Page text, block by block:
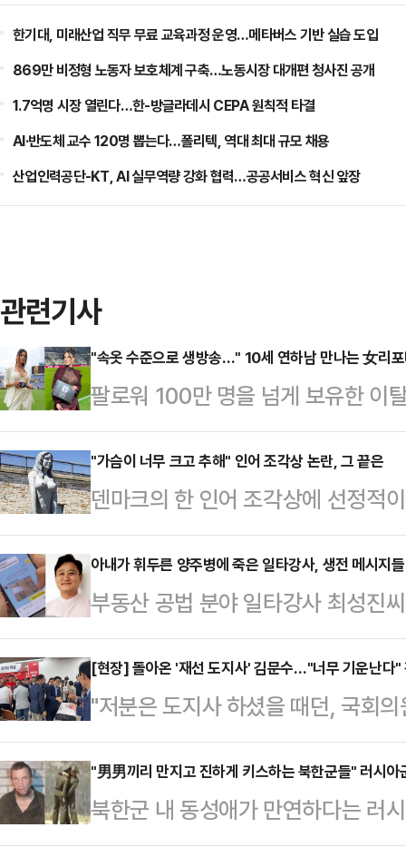
한기대, 미래산업 직무 무료 교육과정 운영…메타버스 기반 실습 도입
869만 비정형 노동자 보호체계 구축…노동시장 대개편 청사진 공개
1.7억명 시장 열린다…한-방글라데시 CEPA 원칙적 타결
AI·반도체 교수 120명 뽑는다…폴리텍, 역대 최대 규모 채용
산업인력공단-KT, AI 실무역량 강화 협력…공공서비스 혁신 앞장
관련기사
"속옷 수준으로 생방송…" 10세 연하남 만나는 女리
팔로워 100만 명을 넘게 보유한 이
나의 과한 노출 의상이 화제의 중
에 따르면 엘레오노라 인카르도나
스타디움에서 열린 PSG와 바이에
착용했다.공개된 사진에 따르면 인
트와 브라톱 차림(사진 왼쪽)으로
셜미디어(SNS)에 공유돼 화제를
태의 상의 차림은 과하…
"가슴이 너무 크고 추해" 인어 조각상 논란, 그 끝은
덴마크의 한 인어 조각상에 선정적
다.4일(현지시간) 영국 가디언에 따
근 '드라고르 요새' 앞에 설치된 '큰
인 요새와 어울리지 않는다는 이유
는 이 조각상은 코펜하겐 해변의 바
는 달리 가슴 부분이 강조돼 있어
리티켄의 미술 평론가 마티아스 크
라고 지적했다.성직자 …
아내가 휘두른 양주병에 죽은 일타강사, 생전 메시지
부동산 공법 분야 일타강사 최성진
가운데 그가 생전에 아내에게 보낸
일 SBS '그것이 알고 싶다'는 최성
의 실상을 공개했다.최성진씨는 지
친 채 병원으로 이송됐으나 11시간
혐의로 체포됐다.윤씨는 경찰 조사
편이 흉기로 위협해 거실에 있던 양
한 우발적…
[현장] 돌아온 '재선 도지사' 김문수…"너무 기운난다"
"저분은 도지사 하셨을 때던, 국회
결백 깨끗하게 하셨기 때문에, 당
다."경기도 부천 소사구에 사는 60
국민의힘 경기도당에서 '김문수 당
은 "2000년부터 후보를 응원해 왔
"男男끼리 만지고 진하게 키스하는 북한군들" 러시아
북한군 내 동성애가 만연하다는 러
나 언론인이자 군인인 유리 부투소